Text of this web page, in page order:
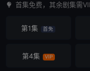
首集免费，其余剧集需
第1集 首免
第4集 VIP